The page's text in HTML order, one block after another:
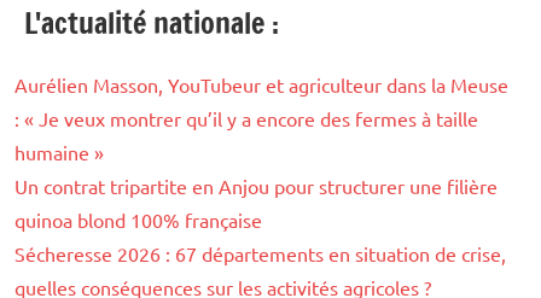
L'actualité nationale :
Aurélien Masson, YouTubeur et agriculteur dans la Meuse
: « Je veux montrer qu’il y a encore des fermes à taille
humaine »
Un contrat tripartite en Anjou pour structurer une filière
quinoa blond 100% française
Sécheresse 2026 : 67 départements en situation de crise,
quelles conséquences sur les activités agricoles ?